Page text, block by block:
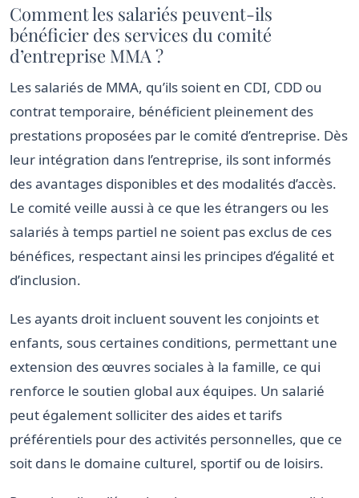
Comment les salariés peuvent-ils
bénéficier des services du comité
d’entreprise MMA ?
Les salariés de MMA, qu’ils soient en CDI, CDD ou
contrat temporaire, bénéficient pleinement des
prestations proposées par le comité d’entreprise. Dès
leur intégration dans l’entreprise, ils sont informés
des avantages disponibles et des modalités d’accès.
Le comité veille aussi à ce que les étrangers ou les
salariés à temps partiel ne soient pas exclus de ces
bénéfices, respectant ainsi les principes d’égalité et
d’inclusion.
Les ayants droit incluent souvent les conjoints et
enfants, sous certaines conditions, permettant une
extension des œuvres sociales à la famille, ce qui
renforce le soutien global aux équipes. Un salarié
peut également solliciter des aides et tarifs
préférentiels pour des activités personnelles, que ce
soit dans le domaine culturel, sportif ou de loisirs.